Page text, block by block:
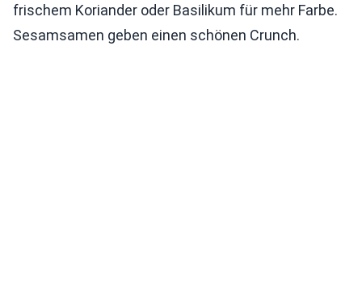
frischem Koriander oder Basilikum für mehr Farbe.
Sesamsamen geben einen schönen Crunch.